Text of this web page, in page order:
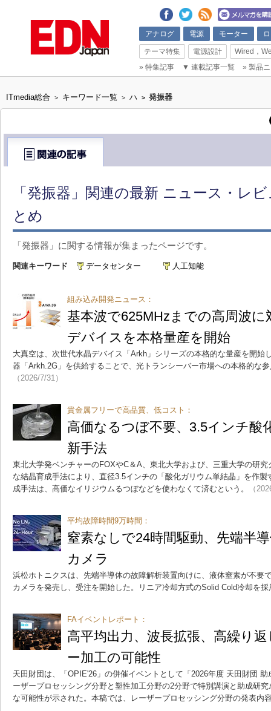
アナログ 電源 モーター
テーマ特集 電源設計
Wired，
» 特集記事 ▼ 連載記事一覧 » 製品
ITmedia総合 > キーワード一覧 > ハ > 発振器
「発振器」関連の最新 ニュース・レ
とめ
「発振器」に関する情報が集まったページです。
関連キーワード データセンター 人工知能
組み込み開発ニュース：
基本波で625MHzまでの高周波
デバイスを本格量産を開始
大真空は、次世代水晶デバイス「Arkh」シリーズの本格的な量産を開始
器「Arkh.2G」を供給することで、光トランシーバー市場への本格的な
（2026/7/31）
貴金属フリーで高品質、低コスト：
高価なるつぼ不要、3.5インチ酸
新手法
東北大学発ベンチャーのFOXやC＆A、東北大学および、三重大学の研
な結晶育成手法により、直径3.5インチの「酸化ガリウム単結晶」を作
成手法は、高価なイリジウムるつぼなどを使わなくて済むという。
（
平均故障時間9万時間：
窒素なしで24時間駆動、先端半
カメラ
浜松ホトニクスは、先端半導体の故障解析装置向けに、液体窒素が不要
カメラを発売し、受注を開始した。リニア冷却方式のSolid Cold冷却を
FAイベントレポート：
高平均出力、波長拡張、高繰り
ー加工の可能性
天田財団は、「OPIE'26」の併催イベントとして「2026年度 天田財団
ーザープロセッシング分野と塑性加工分野の2分野で特別講演と助成研
な可能性が示された。本稿では、レーザープロセッシング分野の発表内